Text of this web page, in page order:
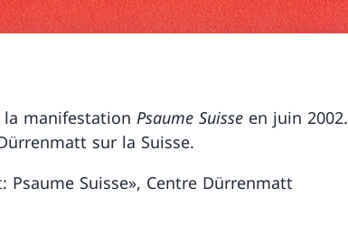
la manifestation Psaume Suisse en juin 2002.
sur la Suisse.
Psaume Suisse», Centre Dürrenmatt